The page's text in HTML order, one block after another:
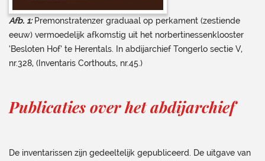
Afb. 1:Premonstratenzer graduaal op perkament (zestiende
eeuw) vermoedelijk afkomstig uit het norbertinessenklooster
‘Besloten Hof’ te Herentals. In abdijarchief Tongerlo sectie V,
nr.328, (Inventaris Corthouts, nr.45.)
Publicaties over het abdijarchief
De inventarissen zijn gedeeltelijk gepubliceerd. De uitgave van